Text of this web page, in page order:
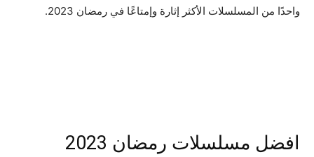
واحدًا من المسلسلات الأكثر إثارة وإمتاعًا في رمضان 2023.
افضل مسلسلات رمضان 2023